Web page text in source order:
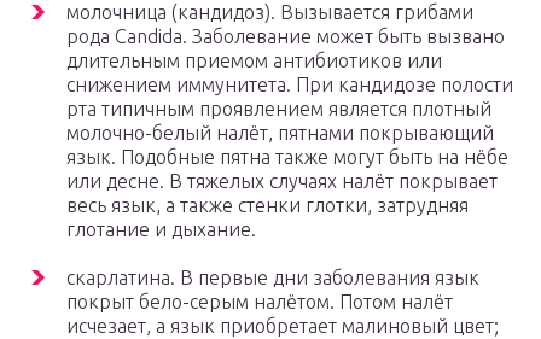
молочница (кандидоз). Вызывается грибами
рода Candida. Заболевание может быть вызвано
длительным приемом антибиотиков или
снижением иммунитета. При кандидозе полости
рта типичным проявлением является плотный
молочно-белый налёт, пятнами покрывающий
язык. Подобные пятна также могут быть на нёбе
или десне. В тяжелых случаях налёт покрывает
весь язык, а также стенки глотки, затрудняя
глотание и дыхание.
скарлатина. В первые дни заболевания язык
покрыт бело-серым налётом. Потом налёт
исчезает, а язык приобретает малиновый цвет;